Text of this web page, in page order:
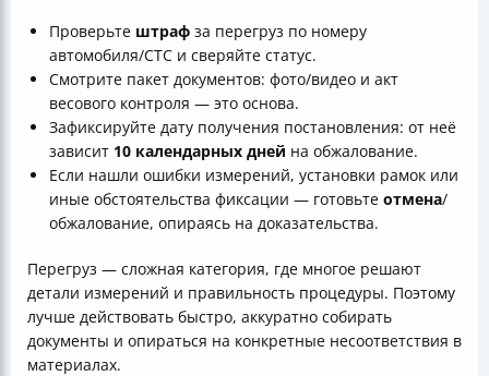
Проверьте штраф за перегруз по номеру
автомобиля/СТС и сверяйте статус.
Смотрите пакет документов: фото/видео и акт
весового контроля — это основа.
Зафиксируйте дату получения постановления: от неё
зависит 10 календарных дней на обжалование.
Если нашли ошибки измерений, установки рамок или
иные обстоятельства фиксации — готовьте отмена/
обжалование, опираясь на доказательства.
Перегруз — сложная категория, где многое решают
детали измерений и правильность процедуры. Поэтому
лучше действовать быстро, аккуратно собирать
документы и опираться на конкретные несоответствия в
материалах.